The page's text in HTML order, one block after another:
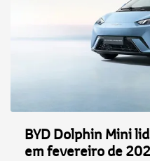
BYD Dolphin Mini
em fevereiro de